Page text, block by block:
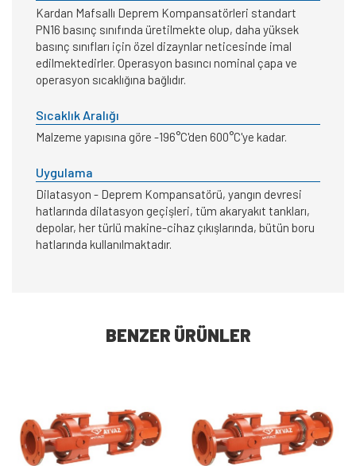
Kardan Mafsallı Deprem Kompansatörleri standart
PN16 basınç sınıfında üretilmekte olup, daha yüksek
basınç sınıfları için özel dizaynlar neticesinde imal
edilmektedirler. Operasyon basıncı nominal çapa ve
operasyon sıcaklığına bağlıdır.
Sıcaklık Aralığı
Malzeme yapısına göre -196°C'den 600°C'ye kadar.
Uygulama
Dilatasyon - Deprem Kompansatörü, yangın devresi
hatlarında dilatasyon geçişleri, tüm akaryakıt tankları,
depolar, her türlü makine-cihaz çıkışlarında, bütün boru
hatlarında kullanılmaktadır.
BENZER ÜRÜNLER